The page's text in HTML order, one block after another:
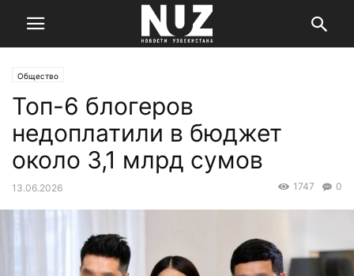
Общество
Топ-6 блогеров
недоплатили в бюджет
около 3,1 млрд сумов
13.06.2026 0
1747